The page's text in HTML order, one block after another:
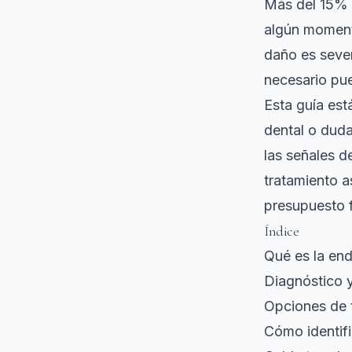
Más del
algún
daño es
necesario
Esta guía
dental o
las señales
tratamiento
presupuesto
Índice
Qué es la
Diagnóstico
Opciones
Cómo